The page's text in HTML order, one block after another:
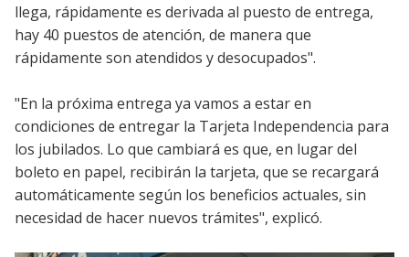
llega, rápidamente es derivada al puesto de entrega,
hay 40 puestos de atención, de manera que
rápidamente son atendidos y desocupados".
"En la próxima entrega ya vamos a estar en
condiciones de entregar la Tarjeta Independencia para
los jubilados. Lo que cambiará es que, en lugar del
boleto en papel, recibirán la tarjeta, que se recargará
automáticamente según los beneficios actuales, sin
necesidad de hacer nuevos trámites", explicó.